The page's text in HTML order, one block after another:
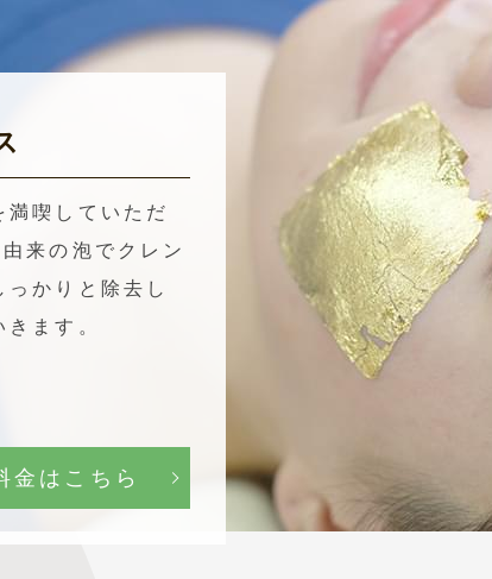
喫していただ
来の泡でクレン
かりと除去し
ます。
金はこちら